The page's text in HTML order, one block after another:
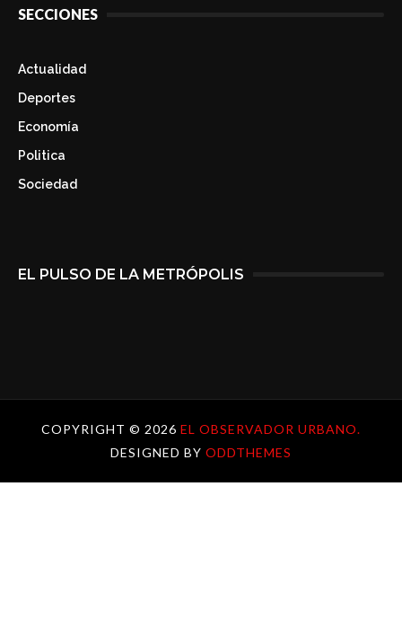
SECCIONES
Actualidad
Deportes
Economía
Politica
Sociedad
EL PULSO DE LA METRÓPOLIS
COPYRIGHT © 2026 EL OBSERVADOR URBANO.
DESIGNED BY ODDTHEMES